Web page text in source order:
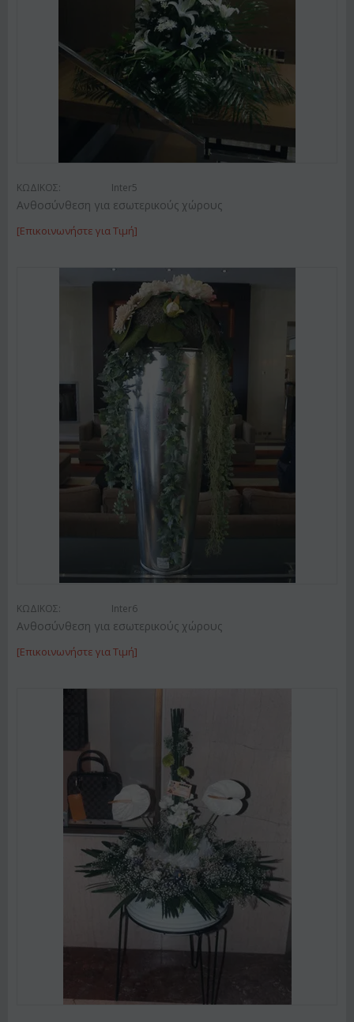
ΚΩΔΙΚΟΣ: Inter5
Ανθοσύνθεση για εσωτερικούς χώρους
[Επικοινωνήστε για Τιμή]
ΚΩΔΙΚΟΣ: Inter6
Ανθοσύνθεση για εσωτερικούς χώρους
[Επικοινωνήστε για Τιμή]